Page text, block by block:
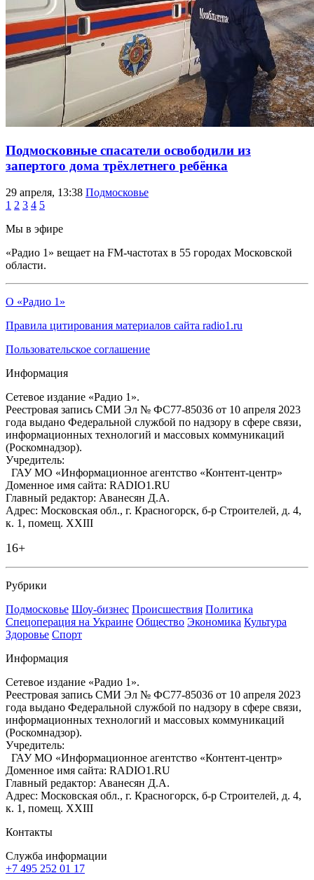
Подмосковные спасатели освободили из
запертого дома трёхлетнего ребёнка
29 апреля, 13:38 Подмосковье
1 2 3 4 5
Мы в эфире
«Радио 1» вещает на FM-частотах в 55 городах Московской
области.
О «Радио 1»
Правила цитирования материалов сайта radio1.ru
Пользовательское соглашение
Информация
Сетевое издание «Радио 1».
Реестровая запись СМИ Эл № ФС77-85036 от 10 апреля 2023
года выдано Федеральной службой по надзору в сфере связи,
информационных технологий и массовых коммуникаций
(Роскомнадзор).
Учредитель:
ГАУ МО «Информационное агентство «Контент-центр»
Доменное имя сайта: RADIO1.RU
Главный редактор: Аванесян Д.А.
Адрес: Московская обл., г. Красногорск, б-р Строителей, д. 4,
к. 1, помещ. XXIII
16+
Рубрики
Подмосковье Шоу-бизнес Происшествия Политика
Спецоперация на Украине Общество Экономика Культура
Здоровье Спорт
Информация
Сетевое издание «Радио 1».
Реестровая запись СМИ Эл № ФС77-85036 от 10 апреля 2023
года выдано Федеральной службой по надзору в сфере связи,
информационных технологий и массовых коммуникаций
(Роскомнадзор).
Учредитель:
ГАУ МО «Информационное агентство «Контент-центр»
Доменное имя сайта: RADIO1.RU
Главный редактор: Аванесян Д.А.
Адрес: Московская обл., г. Красногорск, б-р Строителей, д. 4,
к. 1, помещ. XXIII
Контакты
Служба информации
+7 495 252 01 17